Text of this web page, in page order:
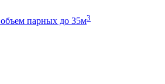
объем парных до 35м3